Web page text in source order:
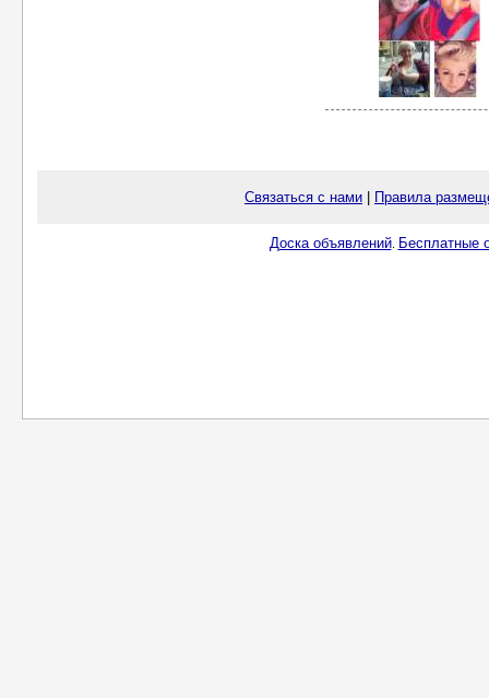
Связаться с нами Правила
Доска объявлений. Бесплатные